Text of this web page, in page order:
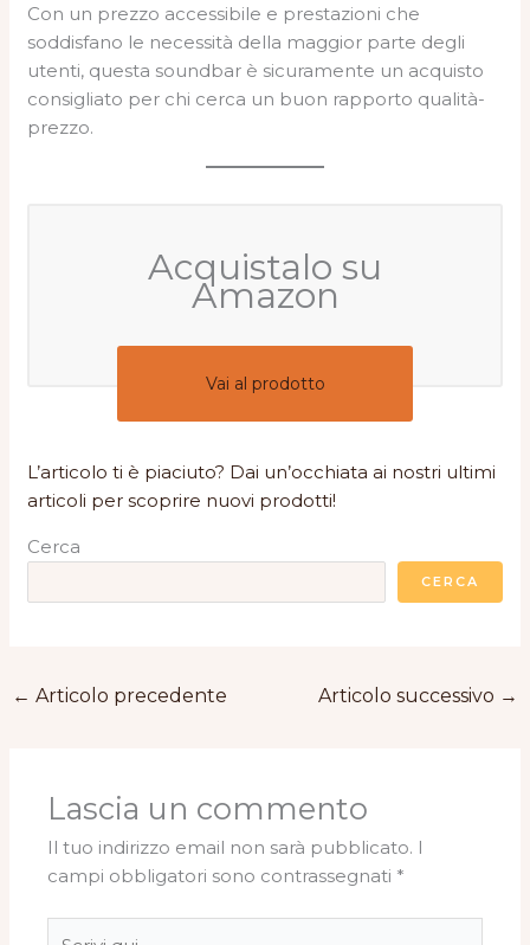
Con un prezzo accessibile e prestazioni che
soddisfano le necessità della maggior parte degli
utenti, questa soundbar è sicuramente un acquisto
consigliato per chi cerca un buon rapporto qualità-
prezzo.
Acquistalo su
Amazon
Vai al prodotto
L’articolo ti è piaciuto? Dai un’occhiata ai nostri ultimi
articoli per scoprire nuovi prodotti!
Cerca
CERCA
← Articolo precedente Articolo successivo →
Lascia un commento
Il tuo indirizzo email non sarà pubblicato. I
campi obbligatori sono contrassegnati *